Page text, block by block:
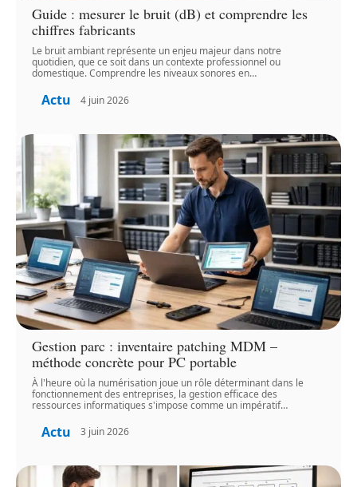
Guide : mesurer le bruit (dB) et comprendre les
chiffres fabricants
Le bruit ambiant représente un enjeu majeur dans notre
quotidien, que ce soit dans un contexte professionnel ou
domestique. Comprendre les niveaux sonores en…
Actu 4 juin 2026
Gestion parc : inventaire patching MDM –
méthode concrète pour PC portable
À l'heure où la numérisation joue un rôle déterminant dans le
fonctionnement des entreprises, la gestion efficace des
ressources informatiques s'impose comme un impératif…
Actu 3 juin 2026